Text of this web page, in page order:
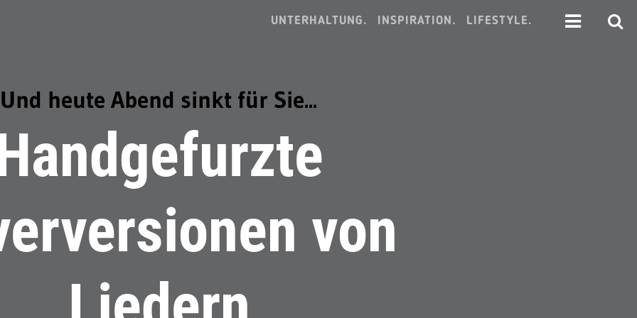
UNTERHALTUNG. INSPIRATION. LIFESTYLE.
Und heute Abend sinkt für Sie...
von